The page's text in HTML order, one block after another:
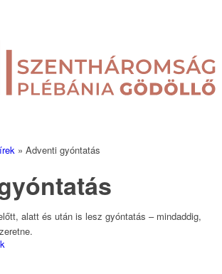
» Adventi gyóntatás
alatt és után is lesz gyóntatás – mindaddig,